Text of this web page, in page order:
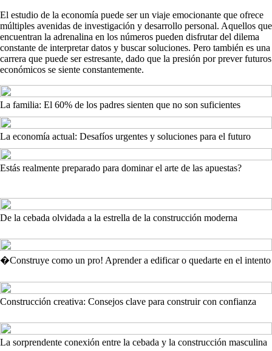
El estudio de la economía puede ser un viaje emocionante que ofrece
múltiples avenidas de investigación y desarrollo personal. Aquellos que
encuentran la adrenalina en los números pueden disfrutar del dilema
constante de interpretar datos y buscar soluciones. Pero también es una
carrera que puede ser estresante, dado que la presión por prever futuros
económicos se siente constantemente.
La familia: El 60% de los padres sienten que no son suficientes
La economía actual: Desafíos urgentes y soluciones para el futuro
Estás realmente preparado para dominar el arte de las apuestas?
De la cebada olvidada a la estrella de la construcción moderna
�Construye como un pro! Aprender a edificar o quedarte en el intento
Construcción creativa: Consejos clave para construir con confianza
La sorprendente conexión entre la cebada y la construcción masculina